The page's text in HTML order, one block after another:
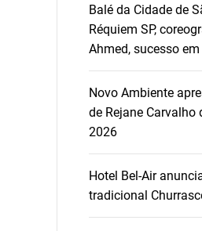
Balé da Cidade de
Réquiem SP,
Ahmed, sucesso
Novo Ambiente
de Rejane Carvalho
2026
Hotel Bel-Air
tradicional